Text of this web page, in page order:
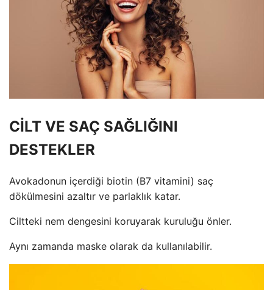
CİLT VE SAÇ SAĞLIĞINI
DESTEKLER
Avokadonun içerdiği biotin (B7 vitamini) saç
dökülmesini azaltır ve parlaklık katar.
Ciltteki nem dengesini koruyarak kuruluğu önler.
Aynı zamanda maske olarak da kullanılabilir.